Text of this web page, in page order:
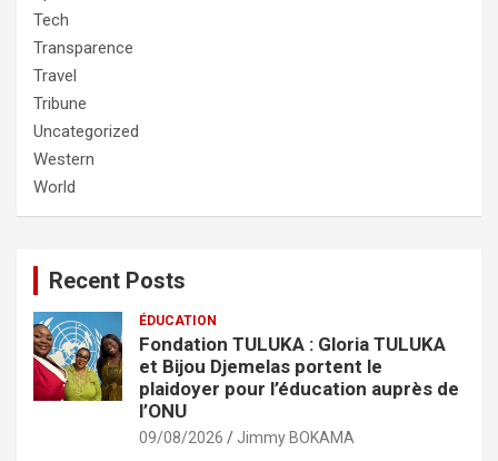
Tech
Transparence
Travel
Tribune
Uncategorized
Western
World
Recent Posts
ÉDUCATION
Fondation TULUKA : Gloria TULUKA
et Bijou Djemelas portent le
plaidoyer pour l’éducation auprès de
l’ONU
09/08/2026 Jimmy BOKAMA